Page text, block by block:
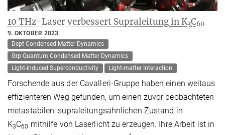
10 THz-Laser verbessert Supraleitung in K3C60
9. OKTOBER 2023
Dept Condensed Matter Dynamics
Grp Quantum Condensed Matter Dynamics
Light-induced Superconductivity
Light-matter Interaction
Forschende aus der Cavalleri-Gruppe haben einen weitaus
effizienteren Weg gefunden, um einen zuvor beobachteten
metastabilen, supraleitungsähnlichen Zustand in
K3C60 mithilfe von Laserlicht zu erzeugen. Ihre Arbeit ist in